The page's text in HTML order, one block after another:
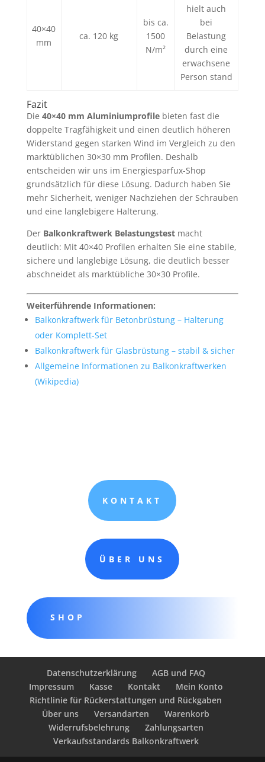
40×40
mm
ca. 120 kg
bis ca.
1500
N/m²
hielt auch
bei
Belastung
durch eine
erwachsene
Person stand
Fazit
Die 40×40 mm Aluminiumprofilebieten fast die
doppelte Tragfähigkeit und einen deutlich höheren
Widerstand gegen starken Wind im Vergleich zu den
marktüblichen 30×30 mm Profilen. Deshalb
entscheiden wir uns im Energiesparfux-Shop
grundsätzlich für diese Lösung. Dadurch haben Sie
mehr Sicherheit, weniger Nachziehen der Schrauben
und eine langlebigere Halterung.
Der Balkonkraftwerk Belastungstestmacht
deutlich: Mit 40×40 Profilen erhalten Sie eine stabile,
sichere und langlebige Lösung, die deutlich besser
abschneidet als marktübliche 30×30 Profile.
Weiterführende Informationen:
Balkonkraftwerk für Betonbrüstung – Halterung
oder Komplett-Set
Balkonkraftwerk für Glasbrüstung – stabil & sicher
Allgemeine Informationen zu Balkonkraftwerken
(Wikipedia)
KONTAKT
ÜBER UNS
SHOP
Datenschutzerklärung
AGB und FAQ
Impressum
Kasse Kontakt
Mein Konto
Richtlinie für Rückerstattungen und Rückgaben
Über uns
Versandarten
Warenkorb
Widerrufsbelehrung
Zahlungsarten
Verkaufsstandards Balkonkraftwerk